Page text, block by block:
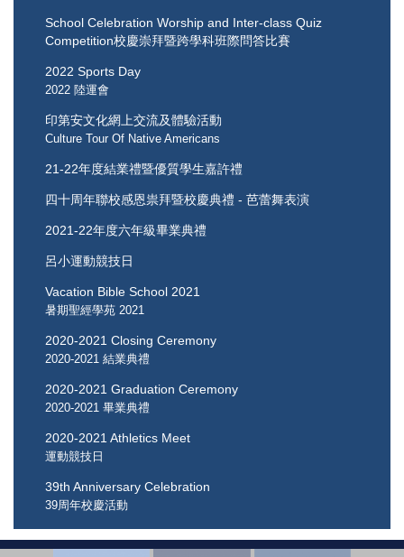
School Celebration Worship and Inter-class Quiz
Competition校慶崇拜暨跨學科班際問答比賽
2022 Sports Day
2022 陸運會
印第安文化網上交流及體驗活動
Culture Tour Of Native Americans
21-22年度結業禮暨優質學生嘉許禮
四十周年聯校感恩祟拜暨校慶典禮 - 芭蕾舞表演
2021-22年度六年級畢業典禮
呂小運動競技日
Vacation Bible School 2021
暑期聖經學苑 2021
2020-2021 Closing Ceremony
2020-2021 結業典禮
2020-2021 Graduation Ceremony
2020-2021 畢業典禮
2020-2021 Athletics Meet
運動競技日
39th Anniversary Celebration
39周年校慶活動